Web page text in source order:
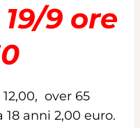
9 ore
over 65
18 anni 2,00 euro.